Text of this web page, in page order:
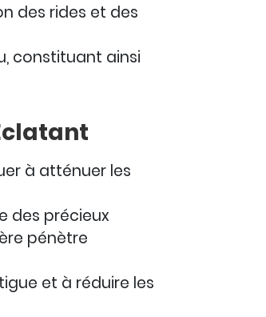
des rides et des
constituant ainsi
à atténuer les
des précieux
pénètre
et à réduire les